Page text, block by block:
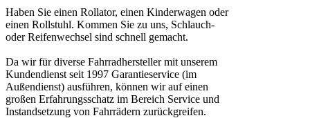
Haben Sie einen Rollator, einen Kinderwagen oder
einen Rollstuhl. Kommen Sie zu uns, Schlauch-
oder Reifenwechsel sind schnell gemacht.
Da wir für diverse Fahrradhersteller mit unserem
Kundendienst seit 1997 Garantieservice (im
Außendienst) ausführen, können wir auf einen
großen Erfahrungsschatz im Bereich Service und
Instandsetzung von Fahrrädern zurückgreifen.